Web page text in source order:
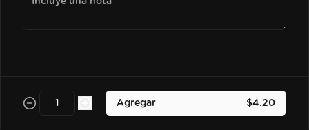
espressos, leche y esencia de
avellana francesa.
Agregar $4.20